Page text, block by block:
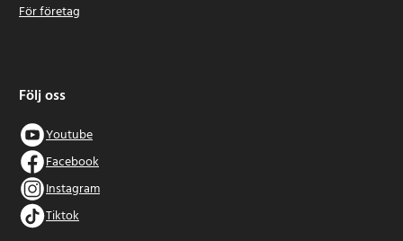
För företag
Följ oss
Youtube
Facebook
Instagram
Tiktok